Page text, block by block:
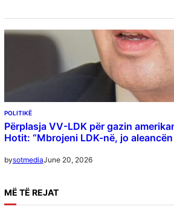
POLITIKË
Përplasja VV-LDK për gazin
Hotit: “Mbrojeni LDK-në, jo aleancën
bysotmediaJune 20, 2026
MË TË REJAT